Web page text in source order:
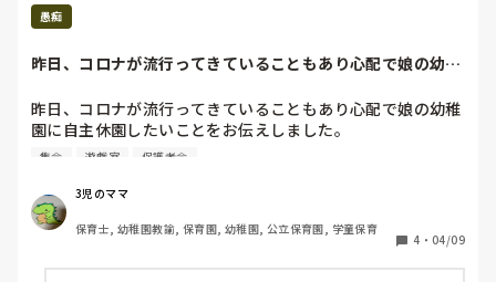
愚痴
昨日、コロナが流行ってきていることもあり心配で娘の幼稚
昨日、コロナが流行ってきていることもあり心配で娘の幼稚
園に自主休園したいことをお伝えしました。
娘の幼稚園は卒園式も短縮することもなく年中組も遊戯室に
した。
始業式はもうコロナの感染人も増えてましたのでさすがに遊
戯室で行わないだろうと思っていたら、全園児遊戯室に集
も休ませてましたがその時は病欠として連絡をし、昨日はさ
集会 遊戯室 保護者会
3児のママ
保育士, 幼稚園教諭, 保育園, 幼稚園, 公立保育園, 学童保育
4 ・ 04/09